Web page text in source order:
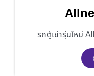
รถตู้เช่ารุ่นใหม่